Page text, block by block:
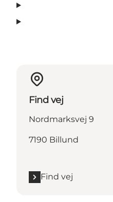
Find vej
Nordmarksvej 9
7190 Billund
Find vej